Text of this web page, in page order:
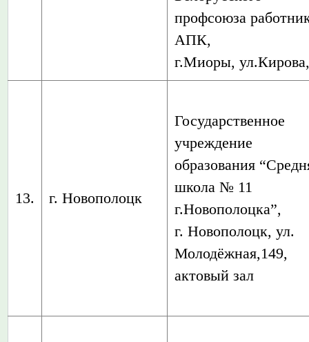
профсоюза
АПК,
г.Миоры,
13. г. Новополоцк
Государственное
учреждение
образования
школа № 11
г.Новополоцка”,
г. Новополоцк, ул.
Молодёжная,149,
актовый зал